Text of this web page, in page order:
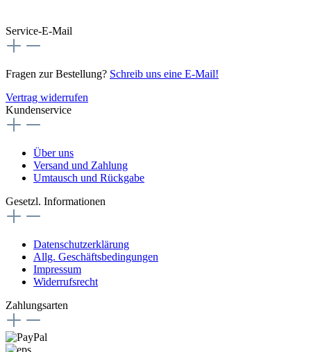
Service-E-Mail
Fragen zur Bestellung? Schreib uns eine E-Mail!
Vertrag widerrufen
Kundenservice
Über uns
Versand und Zahlung
Umtausch und Rückgabe
Gesetzl. Informationen
Datenschutzerklärung
Allg. Geschäftsbedingungen
Impressum
Widerrufsrecht
Zahlungsarten